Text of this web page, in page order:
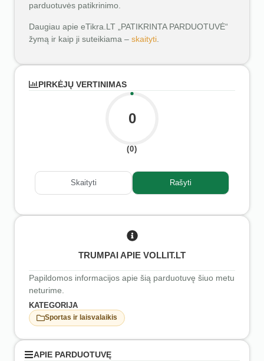
parduotuvės patikrinimo.
Daugiau apie eTikra.LT „PATIKRINTA PARDUOTUVĖ“
žymą ir kaip ji suteikiama – skaityti
PIRKĖJŲ VERTINIMAS
0
(0)
Skaityti Rašyti
TRUMPAI APIE VOLLIT.LT
Papildomos informacijos apie šią parduotuvę šiuo metu
neturime.
KATEGORIJA
Sportas ir laisvalaikis
APIE PARDUOTUVĘ